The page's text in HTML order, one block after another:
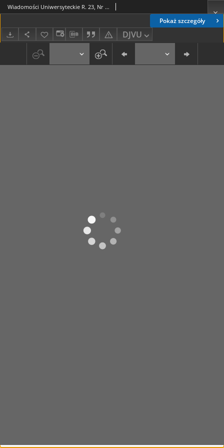
Pokaż szczegóły
DJVU
Wiadomości Uniwersyteckie R. 23, Nr 1 (stycz. 2013)